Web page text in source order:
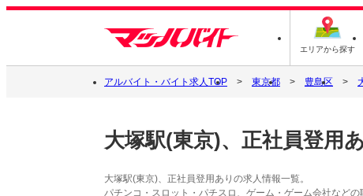
エリアから探す
アルバイト・バイト求人TOP 東京都 豊島区
大塚駅(東京)、正社員登用
大塚駅(東京)、正社員登用ありの求人情報一覧。
パチンコ・スロット・パチスロ、ゲーム・ゲーム会社など